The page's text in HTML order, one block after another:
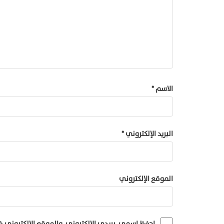
الاسم*
البريد الإلكتروني*
الموقع الإلكتروني